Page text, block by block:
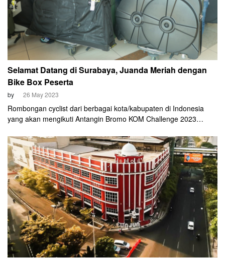
Selamat Datang di Surabaya, Juanda Meriah dengan
Bike Box Peserta
by 26 May 2023
Rombongan cyclist dari berbagai kota/kabupaten di Indonesia
yang akan mengikuti Antangin Bromo KOM Challenge 2023
tempat pengambilan bagasi Bandara Juanda. Mereka bahkan
sukses menarik perhatian para pengunjung di sana.